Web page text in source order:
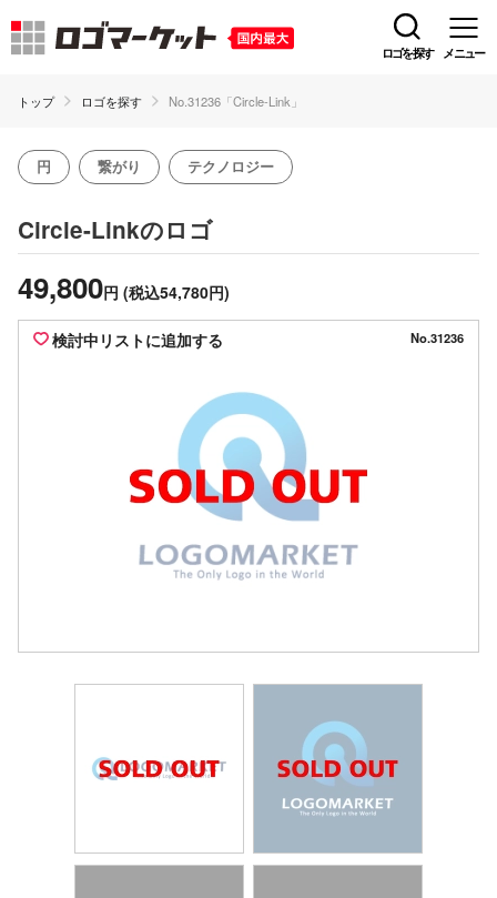
ロゴを探す メニュー
トップ ロゴを探す No.31236「Circle-Link」
円 繋がり テクノロジー
Circle-Linkのロゴ
49,800円 (税込54,780円)
検討中リストに追加する No.31236